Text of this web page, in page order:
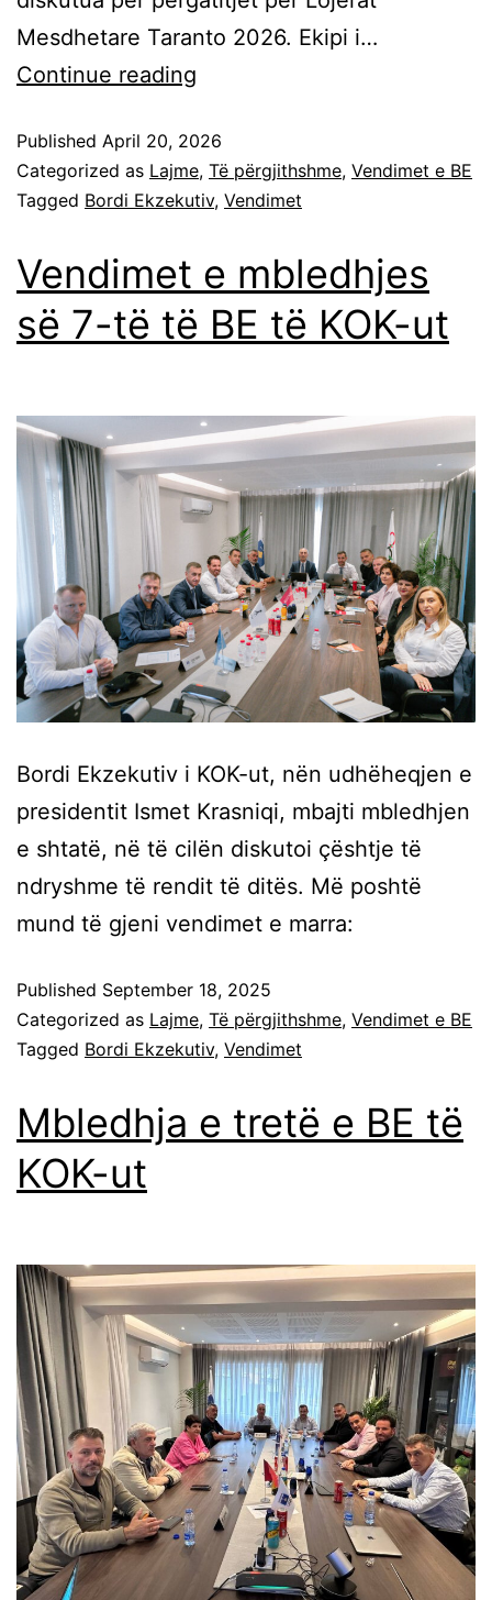
Mesdhetare Taranto 2026. Ekipi i…
Continue reading
Published April 20, 2026
Categorized as Lajme, Të përgjithshme, Vendimet e BE
Tagged Bordi Ekzekutiv, Vendimet
Vendimet e mbledhjes
së 7-të të BE të KOK-ut
Bordi Ekzekutiv i KOK-ut, nën udhëheqjen e
presidentit Ismet Krasniqi, mbajti mbledhjen
e shtatë, në të cilën diskutoi çështje të
ndryshme të rendit të ditës. Më poshtë
mund të gjeni vendimet e marra:
Published September 18, 2025
Categorized as Lajme, Të përgjithshme, Vendimet e BE
Tagged Bordi Ekzekutiv, Vendimet
Mbledhja e tretë e BE të
KOK-ut